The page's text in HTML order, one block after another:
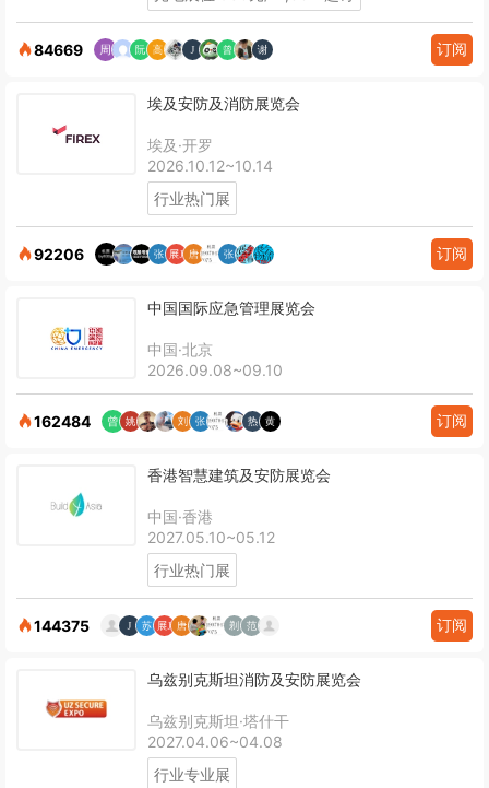
84669 订阅
埃及安防及消防展览会
埃及·开罗
2026.10.12~10.14
行业热门展
92206 订阅
中国国际应急管理展览会
中国·北京
2026.09.08~09.10
162484 订阅
香港智慧建筑及安防展览会
中国·香港
2027.05.10~05.12
行业热门展
144375 订阅
乌兹别克斯坦消防及安防展览会
乌兹别克斯坦·塔什干
2027.04.06~04.08
行业专业展